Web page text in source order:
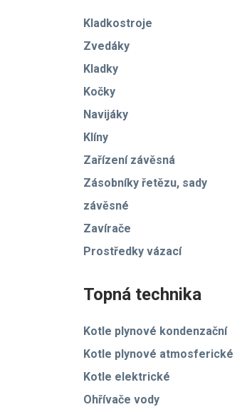
Kladkostroje
Zvedáky
Kladky
Kočky
Navijáky
Klíny
Zařízení závěsná
Zásobníky řetězu, sady
závěsné
Zavírače
Prostředky vázací
Topná technika
Kotle plynové kondenzační
Kotle plynové atmosferické
Kotle elektrické
Ohřívače vody